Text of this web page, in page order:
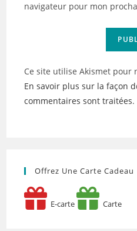
(facultatif)
navigateur pour mon
Ce site utilise Akismet pour
En savoir plus sur la façon
commentaires sont traitées.
Offrez Une Carte Cadeau
E-carte Carte